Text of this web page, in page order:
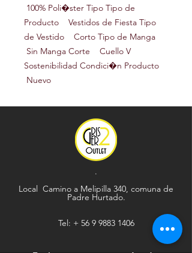
100% Poli�ster Tipo Tipo de
Producto Vestidos de Fiesta Tipo
de Vestido Corto Tipo de Manga
Sin Manga Corte Cuello V
Sostenibilidad Condici�n Producto
Nuevo
.
Local Camino a Melipilla 340, comuna de
Padre Hurtado.
Tel: + 56 9 9883 1406